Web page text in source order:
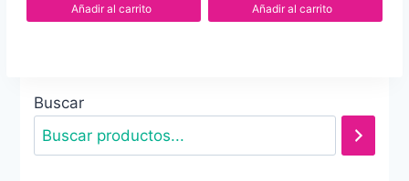
Añadir al carrito Añadir al carrito
Buscar